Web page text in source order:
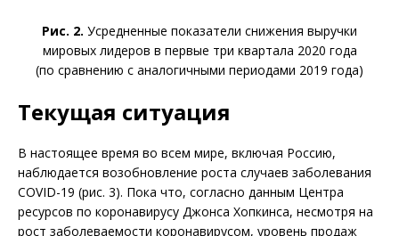
Рис. 2. Усредненные показатели снижения выручки
мировых лидеров в первые три квартала 2020 года
(по сравнению с аналогичными периодами 2019 года)
Текущая ситуация
В настоящее время во всем мире, включая Россию,
наблюдается возобновление роста случаев заболевания
COVID-19 (рис. 3). Пока что, согласно данным Центра
ресурсов по коронавирусу Джонса Хопкинса, несмотря на
рост заболеваемости коронавирусом, уровень продаж